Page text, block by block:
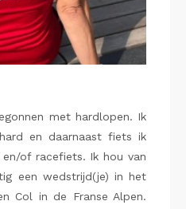
met hardlopen. Ik
en daarnaast fiets ik
of racefiets. Ik hou van
een wedstrijd(je) in het
Col in de Franse Alpen.